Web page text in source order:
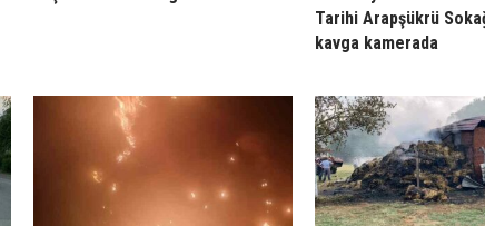
Tarihi Arapşükrü
kavga kamerada